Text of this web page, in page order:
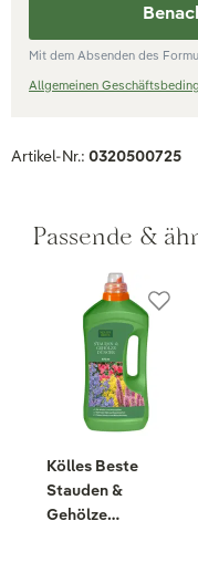
Mit dem Absenden des
Allgemeinen
Artikel-Nr.: 0320500725
Passende &
Kölles Beste
Stauden &
Gehölze